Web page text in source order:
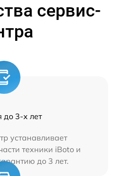
сервис-
до 3-х лет
устанавливает
техники iBoto и
до 3 лет.